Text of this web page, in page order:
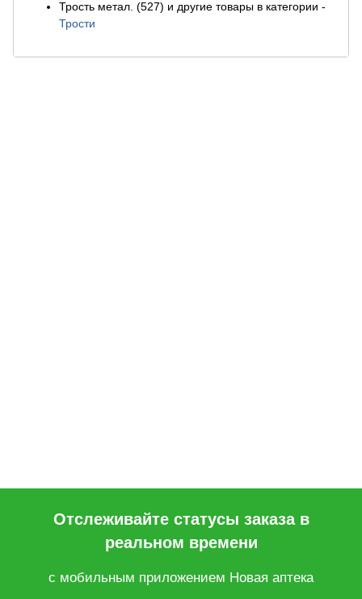
Трость метал. (527) и другие товары в категории -
Трости
Отслеживайте статусы заказа в
реальном времени
с мобильным приложением Новая аптека